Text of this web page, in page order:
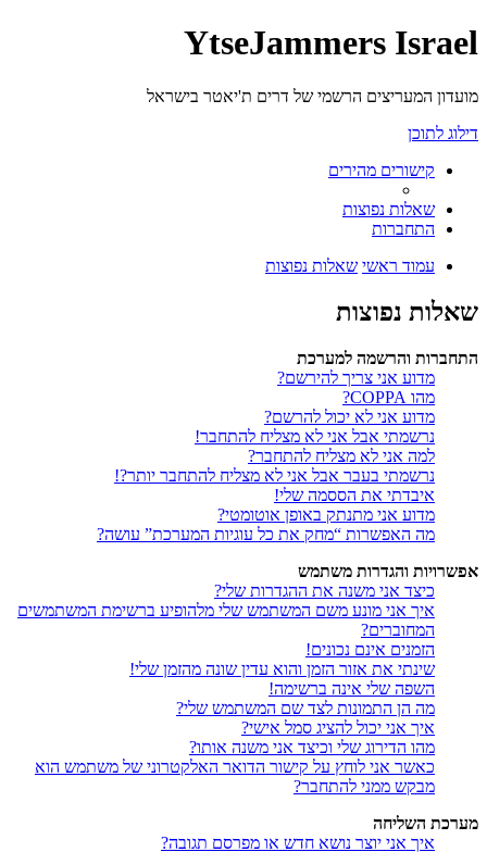
YtseJammers Israel
מועדון המעריצים הרשמי של דרים ת'יאטר בישראל
דילוג לתוכן
קישורים מהירים
שאלות נפוצות
התחברות
עמוד ראשי שאלות נפוצות
שאלות נפוצות
התחברות והרשמה למערכת
מדוע אני צריך להירשם?
מהו COPPA?
מדוע אני לא יכול להרשם?
נרשמתי אבל אני לא מצליח להתחבר!
למה אני לא מצליח להתחבר?
נרשמתי בעבר אבל אני לא מצליח להתחבר יותר?!
איבדתי את הססמה שלי!
מדוע אני מתנתק באופן אוטומטי?
מה האפשרות “מחק את כל עוגיות המערכת” עושה?
אפשרויות והגדרות משתמש
כיצד אני משנה את ההגדרות שלי?
איך אני מונע משם המשתמש שלי מלהופיע ברשימת המשתמשים
המחוברים?
הזמנים אינם נכונים!
שינתי את אזור הזמן והוא עדין שונה מהזמן שלי!
השפה שלי אינה ברשימה!
מה הן התמונות לצד שם המשתמש שלי?
איך אני יכול להציג סמל אישי?
מהו הדירוג שלי וכיצד אני משנה אותו?
כאשר אני לוחץ על קישור הדואר האלקטרוני של משתמש הוא
מבקש ממני להתחבר?
מערכת השליחה
איך אני יוצר נושא חדש או מפרסם תגובה?